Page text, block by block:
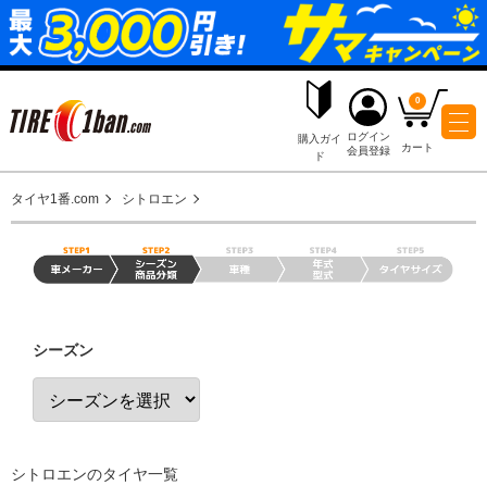
購入ガイ ログイン
タイヤ1番.com シトロエン
シーズン
シトロエンのタイヤ一覧